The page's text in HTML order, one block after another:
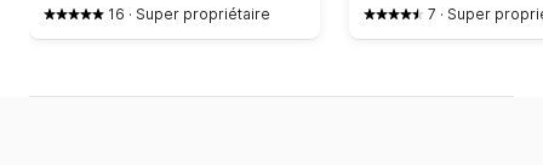
16 · Super propriétaire 7 · Super